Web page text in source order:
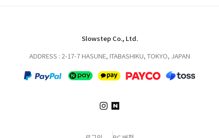
Slowstep Co., Ltd.
ADDRESS : 2-17-7 HASUNE, ITABASHIKU, TOKYO, JAPAN